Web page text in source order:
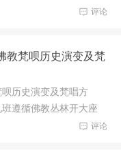
评论
教梵呗历史演变及梵
历史演变及梵唱方
遵循佛教丛林开大座
评论